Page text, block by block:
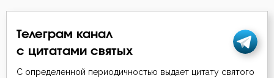
Воздаяние
Марк Подвижник
Никита Стифат
Телеграм канал
с цитатами святых
С определенной периодичностью выдает цитату святого